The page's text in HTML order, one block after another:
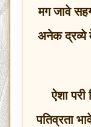
मग जावे
अनेक द्रव्ये
ऐशा परी
पतिव्रता